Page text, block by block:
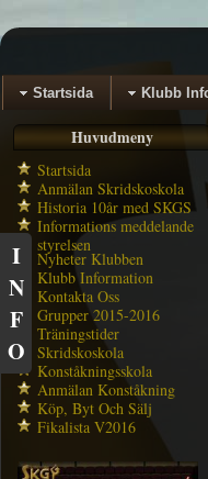
Startsida Klubb
Huvudmeny
Startsida
Anmälan Skridskoskola
Historia 10år med SKGS
Informations meddelande
styrelsen
Nyheter Klubben
Klubb Information
Kontakta Oss
Grupper 2015-2016
Träningstider
Skridskoskola
Konståkningsskola
Anmälan Konståkning
Köp, Byt Och Sälj
Fikalista V2016
I
N
F
O